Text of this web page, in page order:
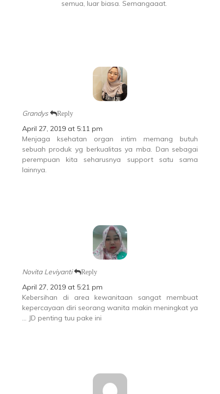
semua, luar biasa. Semangaaat.
Grandys Reply
April 27, 2019 at 5:11 pm
Menjaga ksehatan organ intim memang butuh
sebuah produk yg berkualitas ya mba. Dan sebagai
perempuan kita seharusnya support satu sama
lainnya.
Novita Leviyanti Reply
April 27, 2019 at 5:21 pm
Kebersihan di area kewanitaan sangat membuat
kepercayaan diri seorang wanita makin meningkat ya
… JD penting tuu pake ini